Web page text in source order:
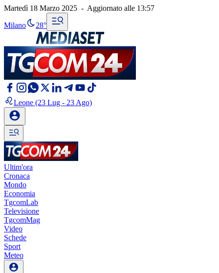
Martedì 18 Marzo 2025 - Aggiornato alle 13:57
Milano 28°
Leone (23 Lug - 23 Ago)
Ultim'ora
Cronaca
Mondo
Economia
TgcomLab
Televisione
TgcomMag
Video
Schede
Sport
Meteo